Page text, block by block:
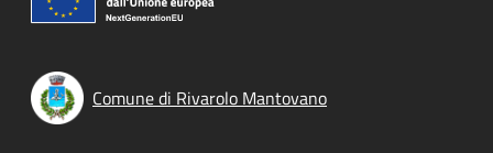
Comune di Rivarolo Mantovano